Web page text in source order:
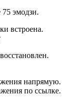
75 эмодзи.
встроена.
напрямую.
по ссылке.